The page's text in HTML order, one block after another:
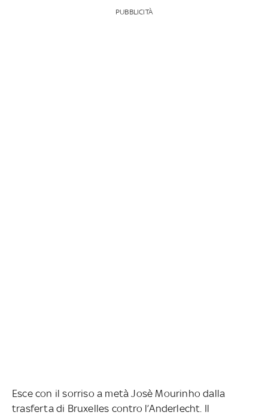
PUBBLICITÀ
Esce con il sorriso a metà Josè Mourinho dalla
trasferta di Bruxelles contro l’Anderlecht. Il